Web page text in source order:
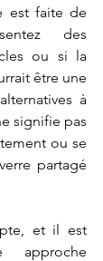
est faite de
des
ou si la
être une
à
signifie pas
ou se
partagé
et il est
approche